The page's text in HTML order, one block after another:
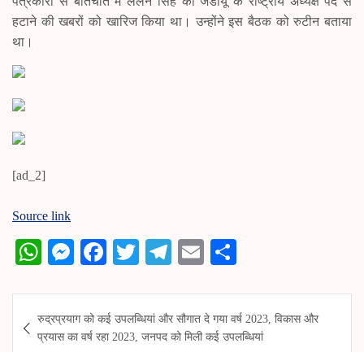
हटाने की खबरों को खारिज किया था। उन्होंने इस बैठक को रुटीन बताया
था।
[ad_2]
Source link
W
ts
A
M
se
ng
Fa
bo
ok
T
tte
r
Te
gr
a
E
ail re
navigation
रुद्रप्रयाग को कई उपलब्धियां और सौगात दे गया वर्ष 2023, विकास और
प्रयास का वर्ष रहा 2023, जनपद को मिली कई उपलब्धियां